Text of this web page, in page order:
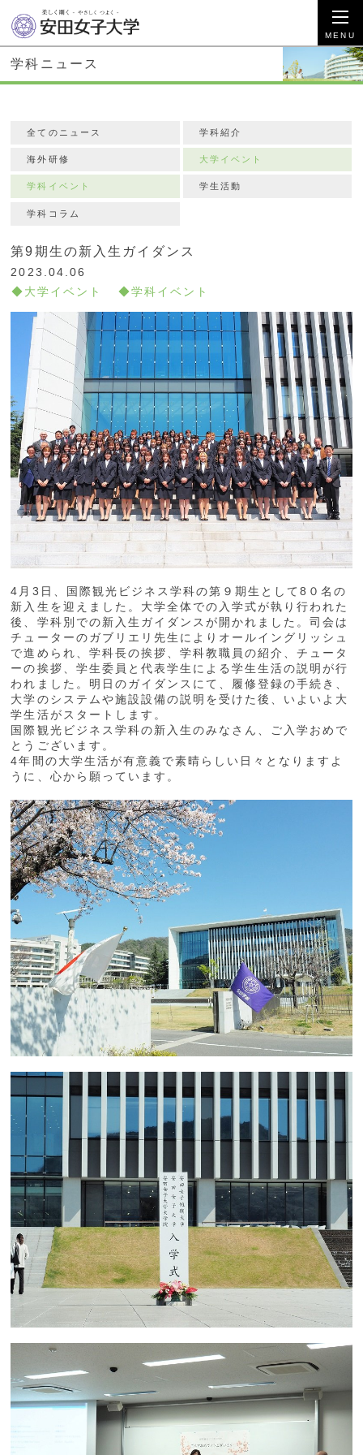
学科ニュース
全てのニュース 学科紹介
海外研修 大学イベント
学科イベント 学生活動
学科コラム
第9期生の新入生ガイダンス
2023.04.06
大学イベント
学科イベント
4月3日、国際観光ビジネス学科の第９期生として8０名の
新入生を迎えました。大学全体での入学式が執り行われた
後、学科別での新入生ガイダンスが開かれました。司会は
チューターのガブリエリ先生によりオールイングリッシュ
で進められ、学科長の挨拶、学科教職員の紹介、チュータ
ーの挨拶、学生委員と代表学生による学生生活の説明が行
われました。明日のガイダンスにて、履修登録の手続き、
大学のシステムや施設設備の説明を受けた後、いよいよ大
学生活がスタートします。
国際観光ビジネス学科の新入生のみなさん、ご入学おめで
とうございます。
4年間の大学生活が有意義で素晴らしい日々となりますよ
うに、心から願っています。